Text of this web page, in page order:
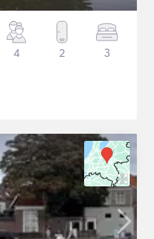
4 2 3